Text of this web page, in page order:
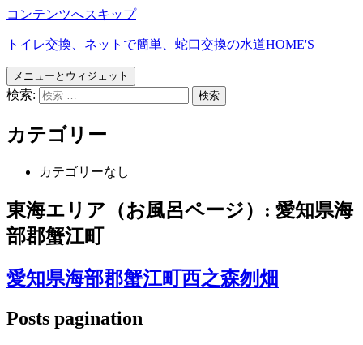
コンテンツへスキップ
トイレ交換、ネットで簡単、蛇口交換の水道HOME'S
メニューとウィジェット
検索:
カテゴリー
カテゴリーなし
東海エリア（お風呂ページ）: 愛知県海
部郡蟹江町
愛知県海部郡蟹江町西之森刎畑
Posts pagination